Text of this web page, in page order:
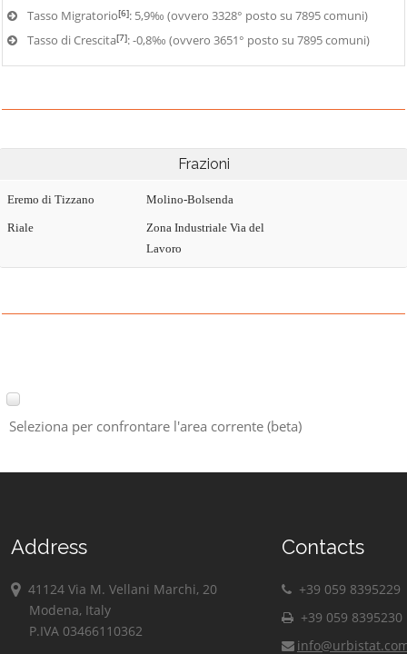
Tasso Migratorio[6]: 5,9‰ (ovvero 3328° posto su 7895 comuni)
Tasso di Crescita[7]: -0,8‰ (ovvero 3651° posto su 7895 comuni)
Frazioni
Eremo di Tizzano Molino-Bolsenda
Riale
Zona Industriale Via del
Lavoro
Seleziona per confrontare l'area corrente (beta)
Address
41124 Via M. Vellani Marchi, 20
Modena, Italy
P.IVA 03466110362
Contacts
+39 059 8395229
+39 059 8395230